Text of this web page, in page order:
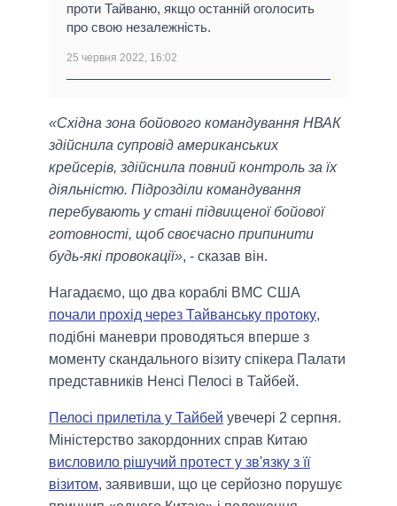
проти Тайваню, якщо останній оголосить
про свою незалежність.
25 червня 2022, 16:02
«Східна зона бойового командування НВАК
здійснила супровід американських
крейсерів, здійснила повний контроль за їх
діяльністю. Підрозділи командування
перебувають у стані підвищеної бойової
готовності, щоб своєчасно припинити
будь-які провокації», - сказав він.
Нагадаємо, що два кораблі ВМС США
почали прохід через Тайванську протоку,
подібні маневри проводяться вперше з
моменту скандального візиту спікера Палати
представників Ненсі Пелосі в Тайбей.
Пелосі прилетіла у Тайбей увечері 2 серпня.
Міністерство закордонних справ Китаю
висловило рішучий протест у зв'язку з її
візитом, заявивши, що це серйозно порушує